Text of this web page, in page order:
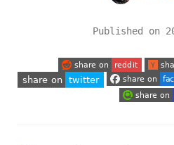
Published on
(opens in a new tab)
(opens in a new tab)(opens in a